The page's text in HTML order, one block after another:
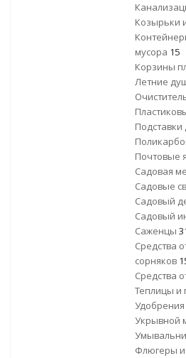
Козырьки
мусора 15
Корзины
Летние
Подставки
Почтовые
Садовая
Садовые
Садовый
Садовый
Саженцы
Средства
сорняков
Средства
Теплицы и
Удобрения
Укрывной
Флюгеры